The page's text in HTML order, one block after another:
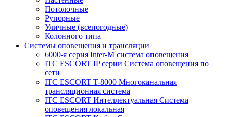
Потолочные
Рупорные
Уличные (всепогодные)
Колонного типа
Системы оповещения и трансляции
6000-я серия Inter-M система оповещения
ITC ESCORT IP серии Система оповещения по
сети
ITC ESCORT T-8000 Многоканальная
трансляционная система
ITC ESCORT Интеллектуальная Система
оповещения локальная